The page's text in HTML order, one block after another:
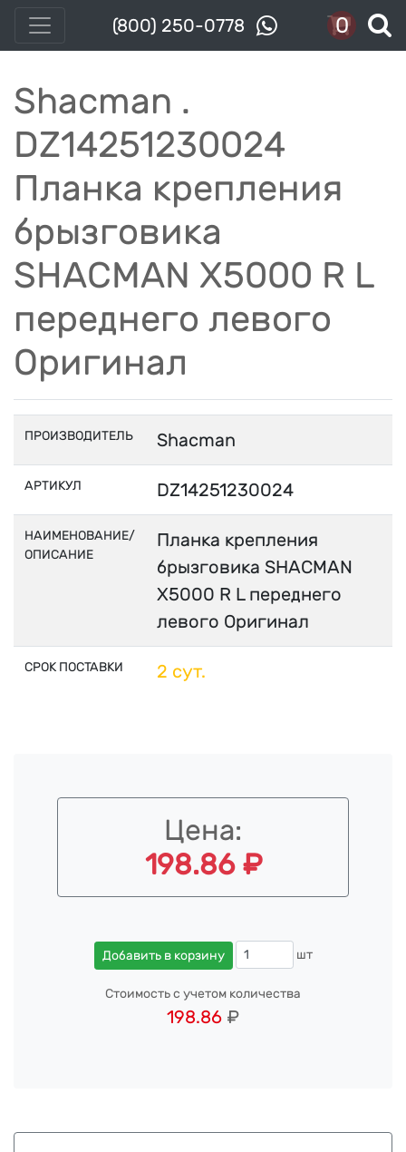
(800) 250-0778 0
Shacman .
DZ14251230024
Планка крепления
брызговика
SHACMAN X5000 R L
переднего левого
Оригинал
ПРОИЗВОДИТЕЛЬ Shacman
АРТИКУЛ DZ14251230024
НАИМЕНОВАНИЕ/
ОПИСАНИЕ
Планка крепления
брызговика SHACMAN
X5000 R L переднего
левого Оригинал
СРОК ПОСТАВКИ 2 сут.
Цена:
198.86 ₽
Добавить в корзину шт
Стоимость с учетом количества
198.86 ₽